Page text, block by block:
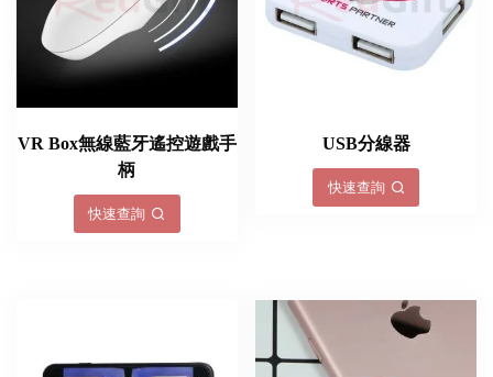
VR Box無線藍牙遙控遊戲手
柄
快速查詢
USB分線器
快速查詢